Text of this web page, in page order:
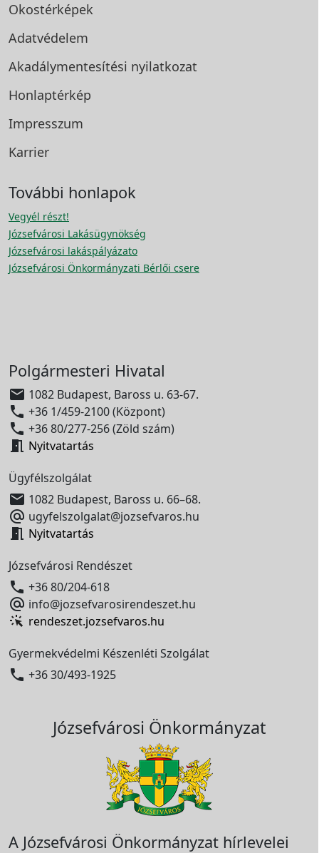
Okostérképek
Adatvédelem
Akadálymentesítési nyilatkozat
Honlaptérkép
Impresszum
Karrier
További honlapok
Vegyél részt!
Józsefvárosi Lakásügynökség
Józsefvárosi lakáspályázato
Józsefvárosi Önkormányzati Bérlői csere
Polgármesteri Hivatal
 1082 Budapest, Baross u. 63-67.
 +36 1/459-2100 (Központ)
 +36 80/277-256 (Zöld szám)
 Nyitvatartás
Ügyfélszolgálat
 1082 Budapest, Baross u. 66–68.
 ugyfelszolgalat@jozsefvaros.hu
 Nyitvatartás
Józsefvárosi Rendészet
 +36 80/204-618
 info@jozsefvarosirendeszet.hu
rendeszet.jozsefvaros.hu
Gyermekvédelmi Készenléti Szolgálat
 +36 30/493-1925
Józsefvárosi Önkormányzat
A Józsefvárosi Önkormányzat hírlevelei